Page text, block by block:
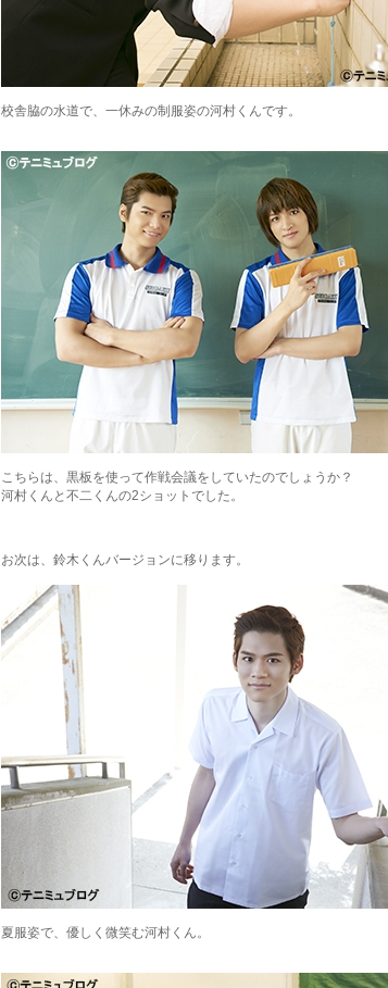
校舎脇の水道で、一休みの制服姿の河村くんです。
こちらは、黒板を使って作戦会議をしていたのでしょうか？
河村くんと不二くんの2ショットでした。
お次は、鈴木くんバージョンに移ります。
夏服姿で、優しく微笑む河村くん。